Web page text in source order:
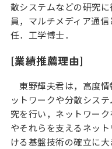
散システムなどの研究
員，マルチメディア通
任．工学博士．
[業績推薦理由]
東野輝夫君は，高度情
ットワークや分散シス
究を行い，ネットワー
やそれらを支えるネッ
ける基盤技術の確立に